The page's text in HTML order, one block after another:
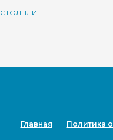
СТОЛПЛИТ
Главная
Политика